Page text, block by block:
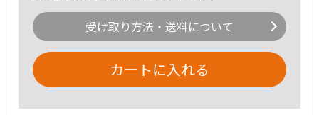
受け取り方法・送料について
カートに入れる